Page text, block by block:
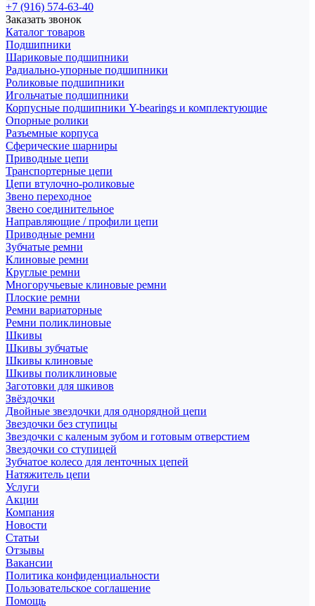
+7 (916) 574-63-40
Заказать звонок
Каталог товаров
Подшипники
Шариковые подшипники
Радиально-упорные подшипники
Роликовые подшипники
Игольчатые подшипники
Корпусные подшипники Y-bearings и комплектующие
Опорные ролики
Разъемные корпуса
Сферические шарниры
Приводные цепи
Транспортерные цепи
Цепи втулочно-роликовые
Звено переходное
Звено соединительное
Направляющие / профили цепи
Приводные ремни
Зубчатые ремни
Клиновые ремни
Круглые ремни
Многоручьевые клиновые ремни
Плоские ремни
Ремни вариаторные
Ремни поликлиновые
Шкивы
Шкивы зубчатые
Шкивы клиновые
Шкивы поликлиновые
Заготовки для шкивов
Звёздочки
Двойные звездочки для однорядной цепи
Звездочки без ступицы
Звездочки с каленым зубом и готовым отверстием
Звездочки со ступицей
Зубчатое колесо для ленточных цепей
Натяжитель цепи
Услуги
Акции
Компания
Новости
Статьи
Отзывы
Вакансии
Политика конфиденциальности
Пользовательское соглашение
Помощь